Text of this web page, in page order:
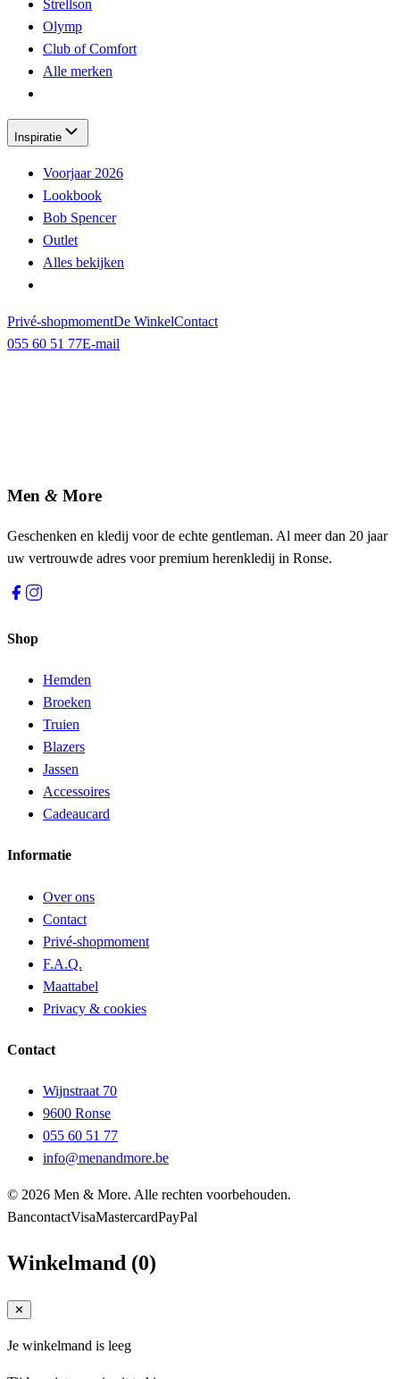
Strellson
Olymp
Club of Comfort
Alle merken
Inspiratie
Voorjaar 2026
Lookbook
Bob Spencer
Outlet
Alles bekijken
Privé-shopmomentDe WinkelContact
055 60 51 77E-mail
Men & More
Geschenken en kledij voor de echte gentleman. Al meer dan 20 jaar
uw vertrouwde adres voor premium herenkledij in Ronse.
Shop
Hemden
Broeken
Truien
Blazers
Jassen
Accessoires
Cadeaucard
Informatie
Over ons
Contact
Privé-shopmoment
F.A.Q.
Maattabel
Privacy & cookies
Contact
Wijnstraat 70
9600 Ronse
055 60 51 77
info@menandmore.be
© 2026 Men & More. Alle rechten voorbehouden.
BancontactVisaMastercardPayPal
Winkelmand (0)
✕
Je winkelmand is leeg